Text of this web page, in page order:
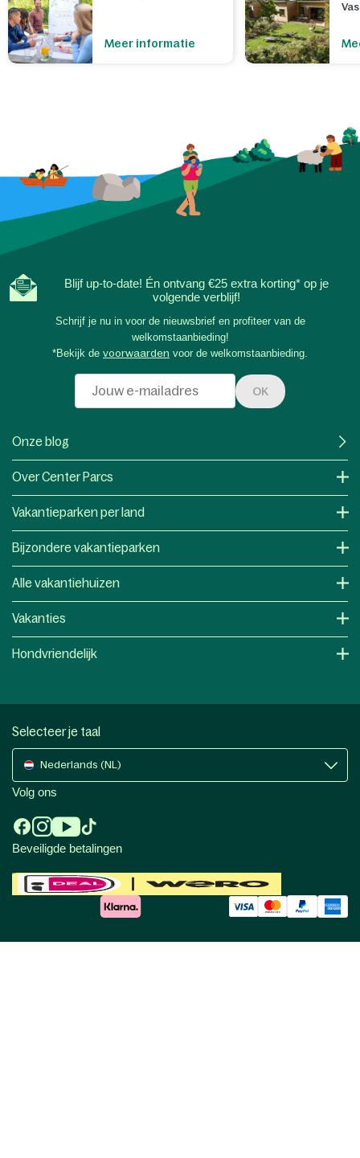
Meer informatie
Blijf up-to-date! Én ontvang €25 extra korting* op je
volgende verblijf!
Schrijf je nu in voor de nieuwsbrief en profiteer van de
welkomstaanbieding!
*Bekijk de voorwaarden voor de welkomstaanbieding.
OK
Onze blog
Over Center Parcs
Vakantieparken per land
Bijzondere vakantieparken
Alle vakantiehuizen
Vakanties
Hondvriendelijk
Selecteer je taal
Nederlands (NL)
Volg ons
Beveiligde betalingen